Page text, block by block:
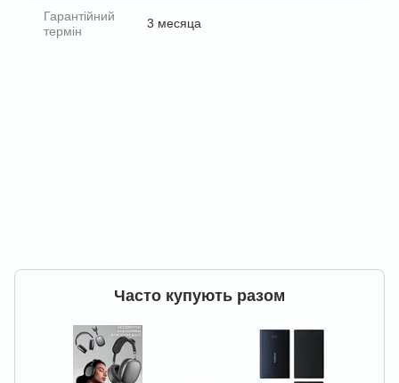
Гарантійний
термін
3 месяца
Часто купують разом